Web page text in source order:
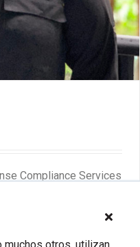
Compliance Services